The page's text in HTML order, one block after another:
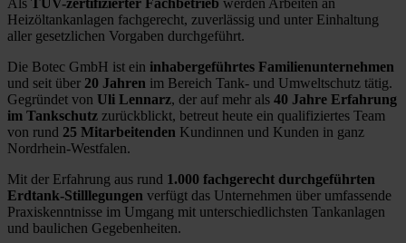
Heizöltankanlagen fachgerecht, zuverlässig und unter Einhaltung
aller gesetzlichen Vorgaben durchgeführt.
Die Botec GmbH ist ein inhabergeführtes Familienunternehmen
und seit über 20 Jahren im Bereich Tank- und Umweltschutz tätig.
Gegründet von Uli Lennarz, der auf mehr als 40 Jahre Erfahrung
im Tankschutz zurückblickt, betreut heute ein qualifiziertes Team
von rund 25 Mitarbeitenden Kundinnen und Kunden in ganz
Nordrhein-Westfalen.
Mit der Erfahrung aus rund 1.000 fachgerecht durchgeführten
Erdtank-Stilllegungen verfügt das Unternehmen über umfassende
Praxiskenntnisse im Umgang mit unterschiedlichsten Tankanlagen
und baulichen Gegebenheiten.